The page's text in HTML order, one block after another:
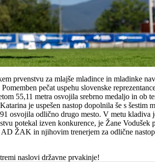
prvenstvu za mlajše mladince in mladinke
pečat uspehu slovenske
55,11 metra osvojila srebrno medaljo in
je uspešen nastop dopolnila še s
osvojila odlično drugo mesto. V metu
potekal izven konkurence, je Žane
ŽAK in njihovim trenerjem za odlične
naslovi državne prvakinje!